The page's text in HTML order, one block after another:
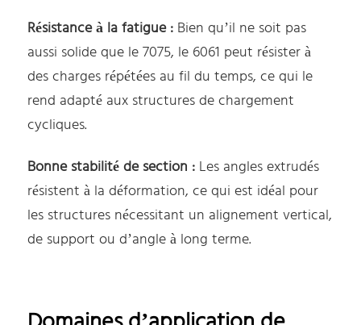
Résistance à la fatigue : Bien qu’il ne soit pas
aussi solide que le 7075, le 6061 peut résister à
des charges répétées au fil du temps, ce qui le
rend adapté aux structures de chargement
cycliques.
Bonne stabilité de section : Les angles extrudés
résistent à la déformation, ce qui est idéal pour
les structures nécessitant un alignement vertical,
de support ou d’angle à long terme.